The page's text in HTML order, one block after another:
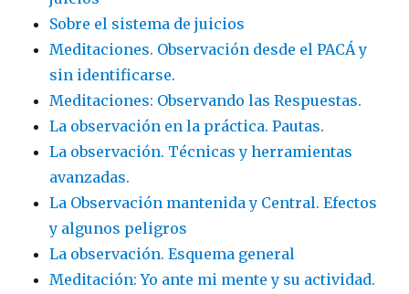
Sobre el sistema de juicios
Meditaciones. Observación desde el PACÁ y
sin identificarse.
Meditaciones: Observando las Respuestas.
La observación en la práctica. Pautas.
La observación. Técnicas y herramientas
avanzadas.
La Observación mantenida y Central. Efectos
y algunos peligros
La observación. Esquema general
Meditación: Yo ante mi mente y su actividad.